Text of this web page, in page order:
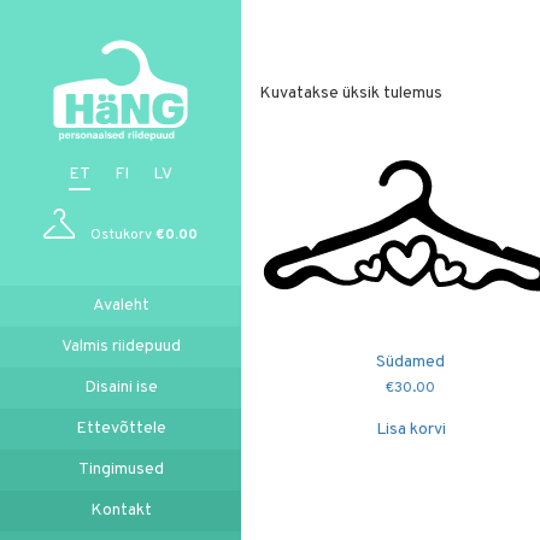
ET FI LV
Ostukorv€0.00
Avaleht
Valmis riidepuud
Disaini ise
Ettevõttele
Tingimused
Kontakt
Kuvatakse üksik tulemus
Südamed
€30.00
Lisa korvi